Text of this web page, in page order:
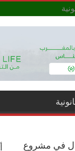
في مشروع